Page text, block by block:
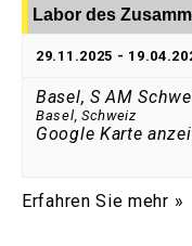
Labor des
29.11.2025 -
Basel, S AM
Basel, Schweiz
Google Karte
Erfahren Sie mehr »